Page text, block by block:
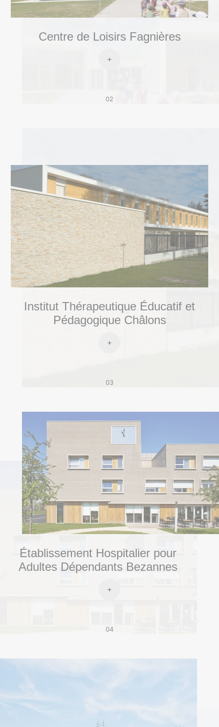
Centre de Loisirs Fagnières
02
Institut Thérapeutique Éducatif et
Pédagogique Châlons
03
Établissement Hospitalier pour
Adultes Dépendants Bezannes
04